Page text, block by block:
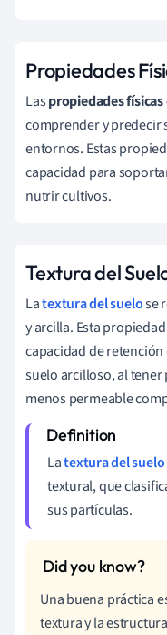
Propiedades
Laspropiedades
comprender y
entornos. Estas
capacidad para
nutrir cultivos.
Textura del
Latextura del suelose
y arcilla. Esta
capacidad de
suelo arcilloso, al
menos permeable
Latextura del suelo
textural, que
sus partículas.
Una buena práctica
textura y la